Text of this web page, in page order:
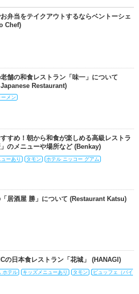
弁当をテイクアウトするならベントーシェ
Chef)
舗の和食レストラン「味一」について
Restaurant)
ーメン
すめ！朝から和食が楽しめる高級レストラ
のメニューや場所など (Benkay)
ーあり タモン ホテル ニッコー グアム
居酒屋 勝」について (Restaurant Katsu)
の日本食レストラン「花城」 (HANAGI)
ホテル キッズメニューあり タモン
ビュッフェ（バイ